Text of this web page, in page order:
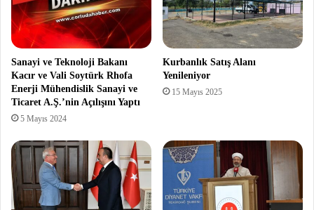
Sanayi ve Teknoloji Bakanı
Kacır ve Vali Soytürk Rhofa
Enerji Mühendislik Sanayi ve
Ticaret A.Ş.’nin Açılışını Yaptı
5 Mayıs 2024
Kurbanlık Satış Alanı
Yenileniyor
15 Mayıs 2025